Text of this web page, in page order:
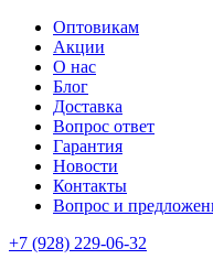
Оптовикам
Акции
О нас
Блог
Доставка
Вопрос ответ
Гарантия
Новости
Контакты
Вопрос и
+7 (928) 229-06-32